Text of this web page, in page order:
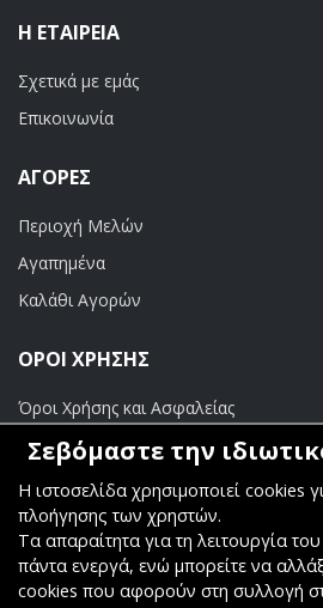
Η ΕΤΑΙΡΕΊΑ
Σχετικά με εμάς
Επικοινωνία
ΑΓΟΡΈΣ
Περιοχή Μελών
Αγαπημένα
Καλάθι Αγορών
ΟΡΟΙ ΧΡΗΣΗΣ
Όροι Χρήσης και Ασφαλείας
ΠΛΗΡΩΜΕΣ
Τραπεζικοί Λογαριασμοί
Σεβόμαστε την
Η ιστοσελίδα χρησιμοποιεί cookies
πλοήγησης των χρηστών.
Τα απαραίτητα για τη λειτουργία
πάντα ενεργά, ενώ μπορείτε να
cookies που αφορούν στη συλλογή